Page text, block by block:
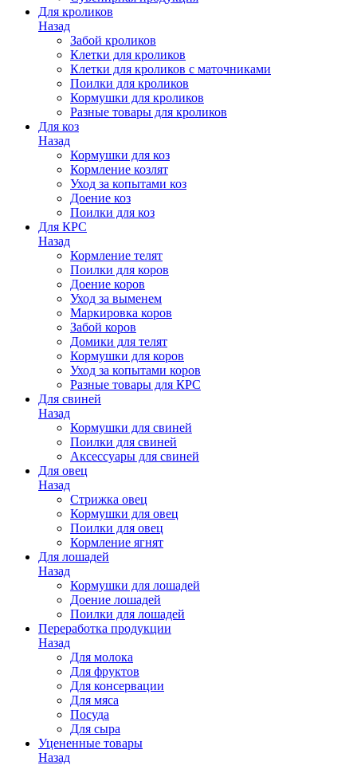
Для кроликов
Назад
Забой кроликов
Клетки для кроликов
Клетки для кроликов с маточниками
Поилки для кроликов
Кормушки для кроликов
Разные товары для кроликов
Для коз
Назад
Кормушки для коз
Кормление козлят
Уход за копытами коз
Доение коз
Поилки для коз
Для КРС
Назад
Кормление телят
Поилки для коров
Доение коров
Уход за выменем
Маркировка коров
Забой коров
Домики для телят
Кормушки для коров
Уход за копытами коров
Разные товары для КРС
Для свиней
Назад
Кормушки для свиней
Поилки для свиней
Аксессуары для свиней
Для овец
Назад
Стрижка овец
Кормушки для овец
Поилки для овец
Кормление ягнят
Для лошадей
Назад
Кормушки для лошадей
Доение лошадей
Поилки для лошадей
Переработка продукции
Назад
Для молока
Для фруктов
Для консервации
Для мяса
Посуда
Для сыра
Уцененные товары
Назад